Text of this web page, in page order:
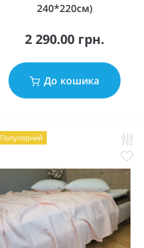
240*220см)
2 290.00 грн.
До кошика
Популярний